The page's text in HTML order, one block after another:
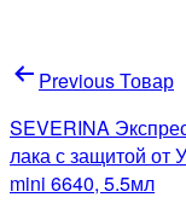
Навигация
по
записям
Previous Товар
SEVERINA
лака с защитой от
mini 6640, 5.5мл